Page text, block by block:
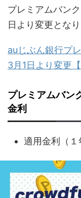
プレミアムバン
日より変更とな
auじぶん銀行プ
3月1日より変更
プレミアムバン
金利
適用金利（